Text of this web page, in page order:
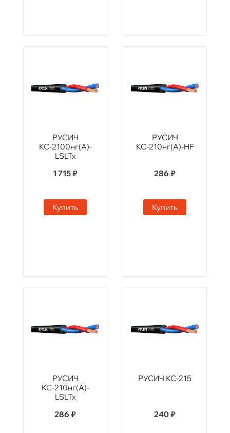
РУСИЧ
КС-2100нг(А)-
LSLTx
1 715 ₽
Купить
РУСИЧ
КС-210нг(А)-HF
286 ₽
Купить
РУСИЧ
КС-210нг(А)-
LSLTx
286 ₽
РУСИЧ КС-215
240 ₽